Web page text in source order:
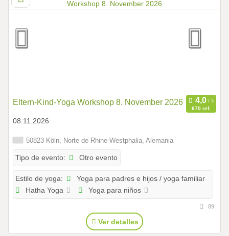
Eltern-Kind-Yoga Workshop 8. November 2026
670 ref.
08.11.2026
50823 Köln, Norte de Rhine-Westphalia, Alemania
Tipo de evento: Otro evento
Estilo de yoga:
Yoga para padres e hijos / yoga familiar
Hatha Yoga
Yoga para niños
89
Ver detalles